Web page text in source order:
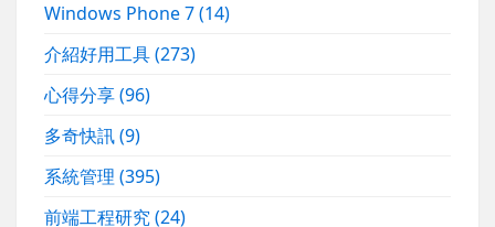
Windows Phone 7(14)
介紹好用工具(273)
心得分享(96)
多奇快訊(9)
系統管理(395)
前端工程研究(24)